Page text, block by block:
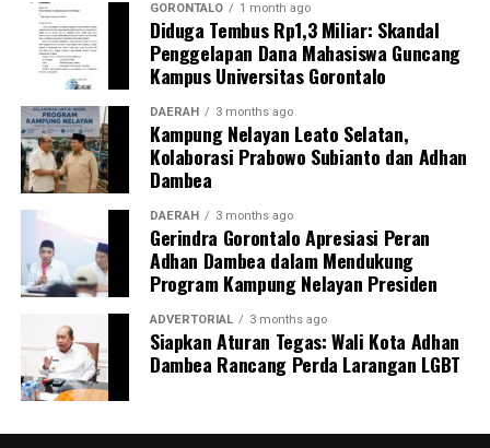
GORONTALO 1 month ago
Diduga Tembus Rp1,3 Miliar: Skandal
Penggelapan Dana Mahasiswa Guncang
Kampus Universitas Gorontalo
DAERAH 3 months ago
Kampung Nelayan Leato Selatan,
Kolaborasi Prabowo Subianto dan Adhan
Dambea
DAERAH 3 months ago
Gerindra Gorontalo Apresiasi Peran
Adhan Dambea dalam Mendukung
Program Kampung Nelayan Presiden
ADVERTORIAL 3 months ago
Siapkan Aturan Tegas: Wali Kota Adhan
Dambea Rancang Perda Larangan LGBT